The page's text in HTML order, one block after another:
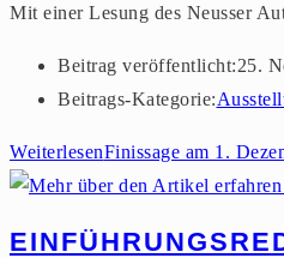
Mit einer Lesung des Neusser
Beitrag veröffentlicht:25.
Beitrags-Kategorie:
WeiterlesenFinissage am 1.